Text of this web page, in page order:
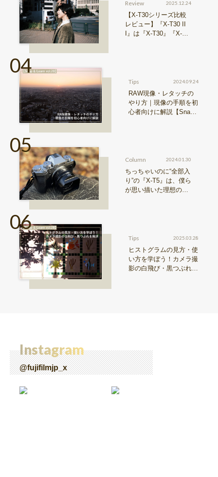
Review 2025.12.24
【X-T30シリーズ比較
レビュー】『X-T30 II
I』は『X-T30』『X-T3
Tips 2024.09.24
RAW現像・レタッチの
やり方｜現像の手順を初
心者向けに解説【Snap
Column 2024.01.30
ちっちゃいのに“全部入
り”の『X-T5』は、僕ら
が思い描いた理想の写
Tips 2025.03.28
ヒストグラムの見方・使
い方を学ぼう！カメラ撮
影の白飛び・黒つぶれを
Instagram
@fujifilmjp_x